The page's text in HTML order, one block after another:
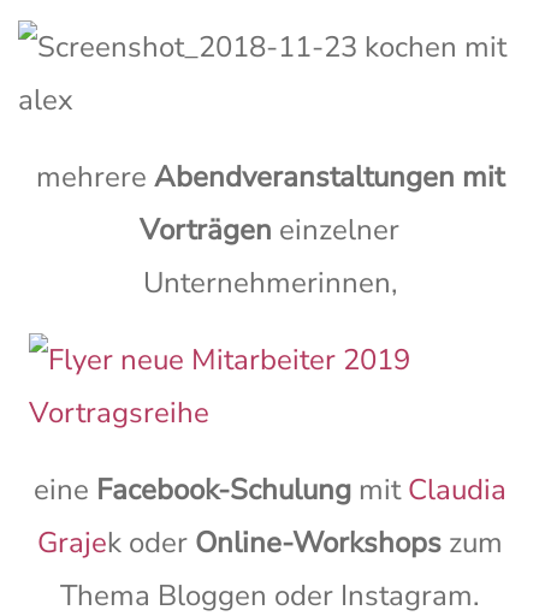
mehrere Abendveranstaltungen mit
Vorträgen einzelner
Unternehmerinnen,
eine Facebook-Schulung mitClaudia
Grajek oder Online-Workshops zum
Thema Bloggen oder Instagram.